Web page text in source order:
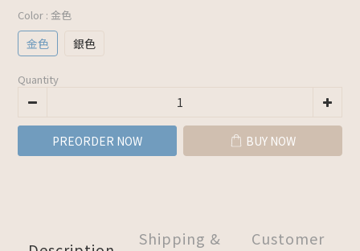
Color : 金色
金色 銀色
Quantity
PREORDER NOW BUY NOW
Shipping &
Customer